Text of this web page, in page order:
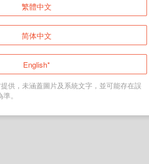
登入
返回首頁
繁體中文
简体中文
English*
供，未涵蓋圖片及系統文字，並可能存在誤
。